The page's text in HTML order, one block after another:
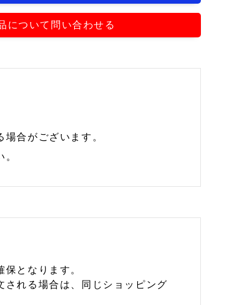
について問い合わせる
合がございます。
となります。
される場合は、同じショッピング